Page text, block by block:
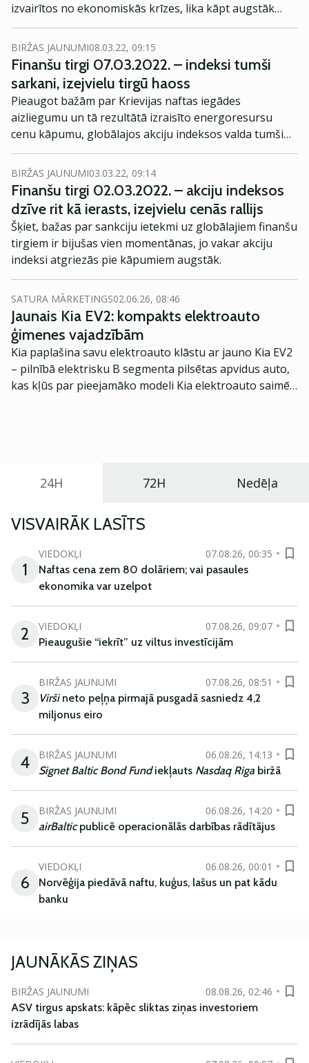
izvairītos no ekonomiskās krīzes, lika kāpt augstāk
akciju cenā, savukārt naftas un zelta cenas gāzās lejā.
BIRŽAS JAUNUMI08.03.22, 09:15
Finanšu tirgi 07.03.2022. – indeksi tumši
sarkani, izejvielu tirgū haoss
Pieaugot bažām par Krievijas naftas iegādes
aizliegumu un tā rezultātā izraisīto energoresursu
cenu kāpumu, globālajos akciju indeksos valda tumši
sarkanā krāsa – pamatīgi kritumi.
BIRŽAS JAUNUMI03.03.22, 09:14
Finanšu tirgi 02.03.2022. – akciju indeksos
dzīve rit kā ierasts, izejvielu cenās rallijs
Šķiet, bažas par sankciju ietekmi uz globālajiem finanšu
tirgiem ir bijušas vien momentānas, jo vakar akciju
indeksi atgriezās pie kāpumiem augstāk.
SATURA MĀRKETINGS02.06.26, 08:46
Jaunais Kia EV2: kompakts elektroauto
ģimenes vajadzībām
Kia paplašina savu elektroauto klāstu ar jauno Kia EV2
– pilnībā elektrisku B segmenta pilsētas apvidus auto,
kas kļūs par pieejamāko modeli Kia elektroauto saimē
24H 72H Nedēļa
VISVAIRĀK LASĪTS
1
VIEDOKĻI
07.08.26, 00:35
Naftas cena zem 80 dolāriem; vai pasaules
ekonomika var uzelpot
2 VIEDOKĻI
07.08.26, 09:07
Pieaugušie “iekrīt” uz viltus investīcijām
3
BIRŽAS JAUNUMI
07.08.26, 08:51
Viršineto peļņa pirmajā pusgadā sasniedz 4,2
miljonus eiro
4 BIRŽAS JAUNUMI
06.08.26, 14:13
Signet Baltic Bond Fundiekļauts Nasdaq Riga biržā
5 BIRŽAS JAUNUMI
06.08.26, 14:20
airBalticpublicē operacionālās darbības rādītājus
6
VIEDOKĻI
06.08.26, 00:01
Norvēģija piedāvā naftu, kuģus, lašus un pat kādu
banku
JAUNĀKĀS ZIŅAS
BIRŽAS JAUNUMI
08.08.26, 02:46
ASV tirgus apskats: kāpēc sliktas ziņas investoriem
izrādījās labas